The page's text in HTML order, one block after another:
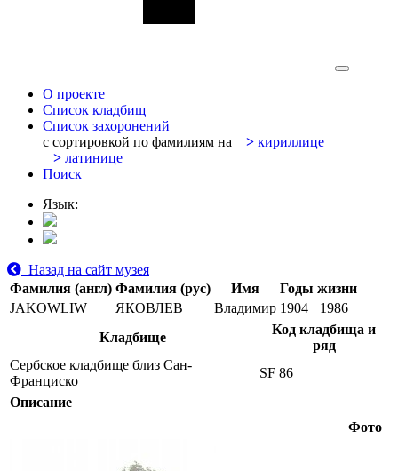
О проекте
Список кладбищ
Список захоронений
с сортировкой по фамилиям на
> кириллице
> латинице
Поиск
Язык:
Назад на сайт музея
Фамилия (англ) Фамилия (рус) Имя
Годы жизни
JAKOWLIW
ЯКОВЛЕВ Владимир 1904
1986
Кладбище
Код кладбища и
ряд
Сербское кладбище близ Сан-
Франциско
SF 86
Описание
Фото